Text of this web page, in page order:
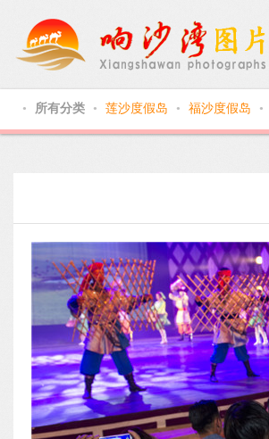
● 所有分类 ● 莲沙度假岛 ● 福沙度假岛 ●